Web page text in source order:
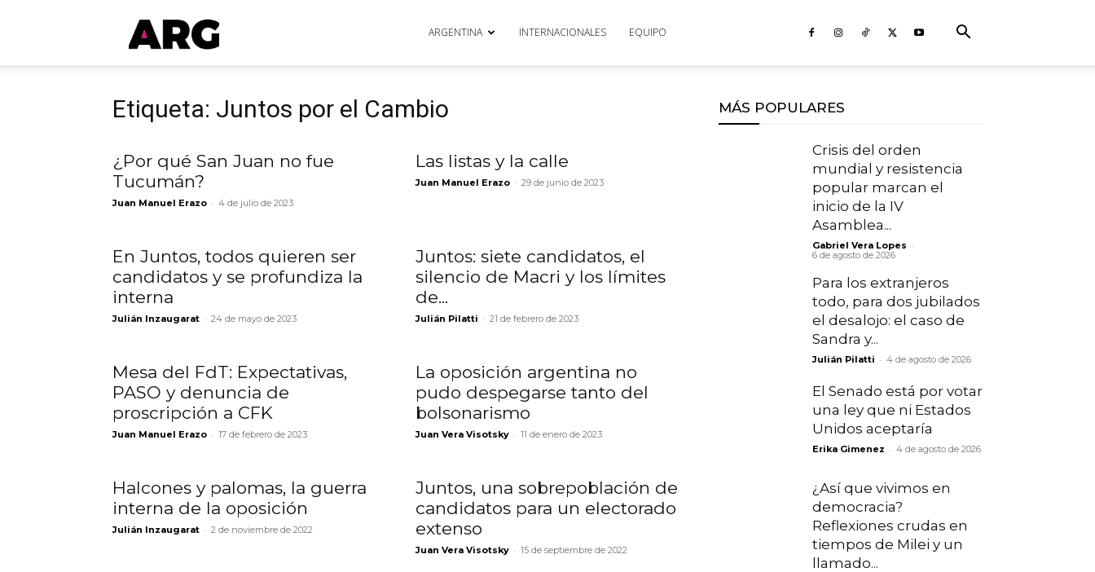
ARGmedios ARGENTINA INTERNACIONALES EQUIPO
Etiqueta: Juntos por el Cambio
¿Por qué San Juan no fue
Tucumán?
Juan Manuel Erazo - 4 de julio de 2023
Las listas y la calle
Juan Manuel Erazo - 29 de junio de 2023
En Juntos, todos quieren ser
candidatos y se profundiza la
interna
Julián Inzaugarat - 24 de mayo de 2023
Juntos: siete candidatos, el
silencio de Macri y los límites
de...
Julián Pilatti - 21 de febrero de 2023
Mesa del FdT: Expectativas,
PASO y denuncia de
proscripción a CFK
Juan Manuel Erazo - 17 de febrero de 2023
La oposición argentina no
pudo despegarse tanto del
bolsonarismo
Juan Vera Visotsky - 11 de enero de 2023
Halcones y palomas, la guerra
interna de la oposición
Julián Inzaugarat - 2 de noviembre de 2022
Juntos, una sobrepoblación de
candidatos para un electorado
extenso
Juan Vera Visotsky - 15 de septiembre de 2022
MÁS POPULARES
Crisis del orden
mundial y resistencia
popular marcan el
inicio de la IV
Asamblea...
Gabriel Vera Lopes -
6 de agosto de 2026
Para los extranjeros
todo, para dos jubilados
el desalojo: el caso de
Sandra y...
Julián Pilatti - 4 de agosto de 2026
El Senado está por votar
una ley que ni Estados
Unidos aceptaría
Erika Gimenez - 4 de agosto de 2026
¿Así que vivimos en
democracia?
Reflexiones crudas en
tiempos de Milei y un
llamado...